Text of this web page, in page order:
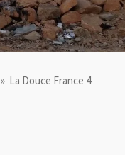
» La Douce France 4